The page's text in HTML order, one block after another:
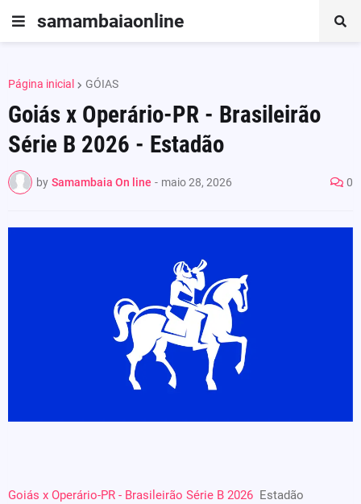
samambaiaonline
Página inicial GÓIAS
Goiás x Operário-PR - Brasileirão
Série B 2026 - Estadão
by Samambaia On line - maio 28, 2026 0
Goiás x Operário-PR - Brasileirão Série B 2026 Estadão